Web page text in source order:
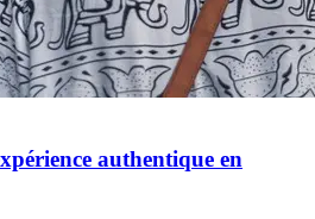
authentique en